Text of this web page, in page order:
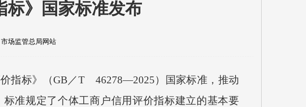
标》国家标准发布
市场监管总局网站
指标》（GB／T 46278—2025）国家标准，推动
准规定了个体工商户信用评价指标建立的基本要